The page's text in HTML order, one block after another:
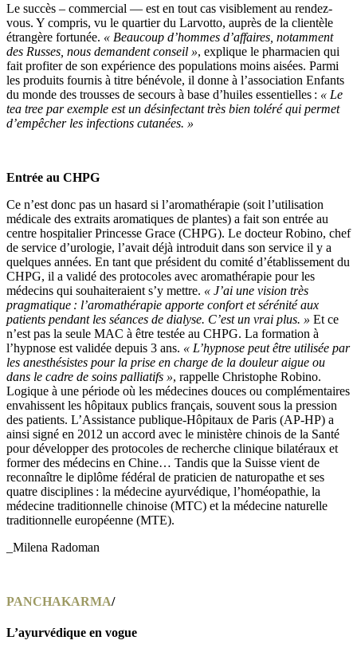
Le succès – commercial — est en tout cas visiblement au rendez-
vous. Y compris, vu le quartier du Larvotto, auprès de la clientèle
étrangère fortunée. « Beaucoup d’hommes d’affaires, notamment
des Russes, nous demandent conseil », explique le pharmacien qui
fait profiter de son expérience des populations moins aisées. Parmi
les produits fournis à titre bénévole, il donne à l’association Enfants
du monde des trousses de secours à base d’huiles essentielles : « Le
tea tree par exemple est un désinfectant très bien toléré qui permet
d’empêcher les infections cutanées. »
Entrée au CHPG
Ce n’est donc pas un hasard si l’aromathérapie (soit l’utilisation
médicale des extraits aromatiques de plantes) a fait son entrée au
centre hospitalier Princesse Grace (CHPG). Le docteur Robino, chef
de service d’urologie, l’avait déjà introduit dans son service il y a
quelques années. En tant que président du comité d’établissement du
CHPG, il a validé des protocoles avec aromathérapie pour les
médecins qui souhaiteraient s’y mettre. « J’ai une vision très
pragmatique : l’aromathérapie apporte confort et sérénité aux
patients pendant les séances de dialyse. C’est un vrai plus. » Et ce
n’est pas la seule MAC à être testée au CHPG. La formation à
l’hypnose est validée depuis 3 ans. « L’hypnose peut être utilisée par
les anesthésistes pour la prise en charge de la douleur aigue ou
dans le cadre de soins palliatifs », rappelle Christophe Robino.
Logique à une période où les médecines douces ou complémentaires
envahissent les hôpitaux publics français, souvent sous la pression
des patients. L’Assistance publique-Hôpitaux de Paris (AP-HP) a
ainsi signé en 2012 un accord avec le ministère chinois de la Santé
pour développer des protocoles de recherche clinique bilatéraux et
former des médecins en Chine… Tandis que la Suisse vient de
reconnaître le diplôme fédéral de praticien de naturopathe et ses
quatre disciplines : la médecine ayurvédique, l’homéopathie, la
médecine traditionnelle chinoise (MTC) et la médecine naturelle
traditionnelle européenne (MTE).
_Milena Radoman
PANCHAKARMA/
L’ayurvédique en vogue